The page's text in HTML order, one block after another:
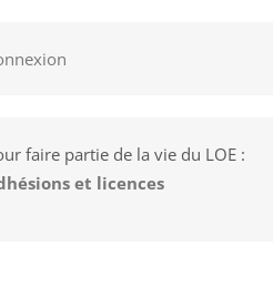
faire partie de la vie du LOE :
et licences